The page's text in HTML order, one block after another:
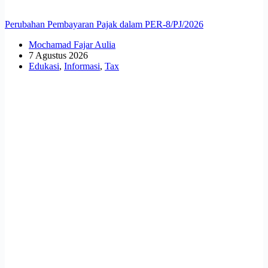
Perubahan Pembayaran Pajak dalam PER-8/PJ/2026
Mochamad Fajar Aulia
7 Agustus 2026
Edukasi, Informasi, Tax